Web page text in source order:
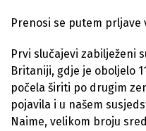
Prenosi se putem prljave
Prvi slučajevi zabilježeni
Britaniji, gdje je oboljelo
počela širiti po drugim
pojavila i u našem
Naime, velikom broju